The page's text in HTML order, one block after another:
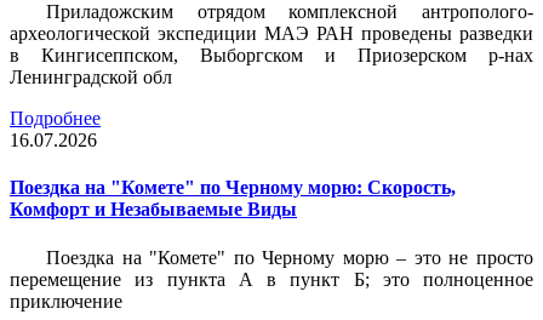
Приладожским отрядом комплексной антрополого-
археологической экспедиции МАЭ РАН проведены разведки
в Кингисеппском, Выборгском и Приозерском р-нах
Ленинградской обл
Подробнее
16.07.2026
Поездка на "Комете" по Черному морю: Скорость,
Комфорт и Незабываемые Виды
Поездка на "Комете" по Черному морю – это не просто
перемещение из пункта А в пункт Б; это полноценное
приключение